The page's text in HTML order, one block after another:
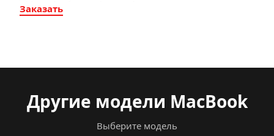
Заказать
Другие модели MacBook
Выберите модель